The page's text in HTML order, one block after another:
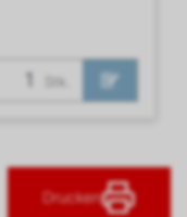
Stk.
Drucken